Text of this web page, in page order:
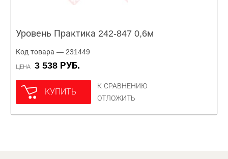
Уровень Практика 242-847 0,6м
Код товара — 231449
ЦЕНА 3 538 РУБ.
КУПИТЬ
К СРАВНЕНИЮ
ОТЛОЖИТЬ